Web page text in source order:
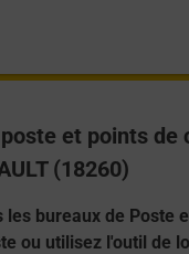
et points de
(18260)
les bureaux de Poste
ou utilisez l'outil de